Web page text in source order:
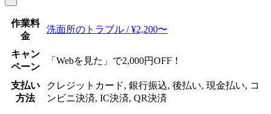
作業料
金
洗面所のトラブル / ¥2,200〜
キャン
ペーン
「Webを見た」で2,000円OFF！
支払い
方法
クレジットカード, 銀行振込, 後払い, 現金払い, コ
ンビニ決済, IC決済, QR決済